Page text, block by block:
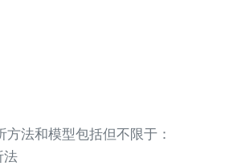
法和模型包括但不限于：
法